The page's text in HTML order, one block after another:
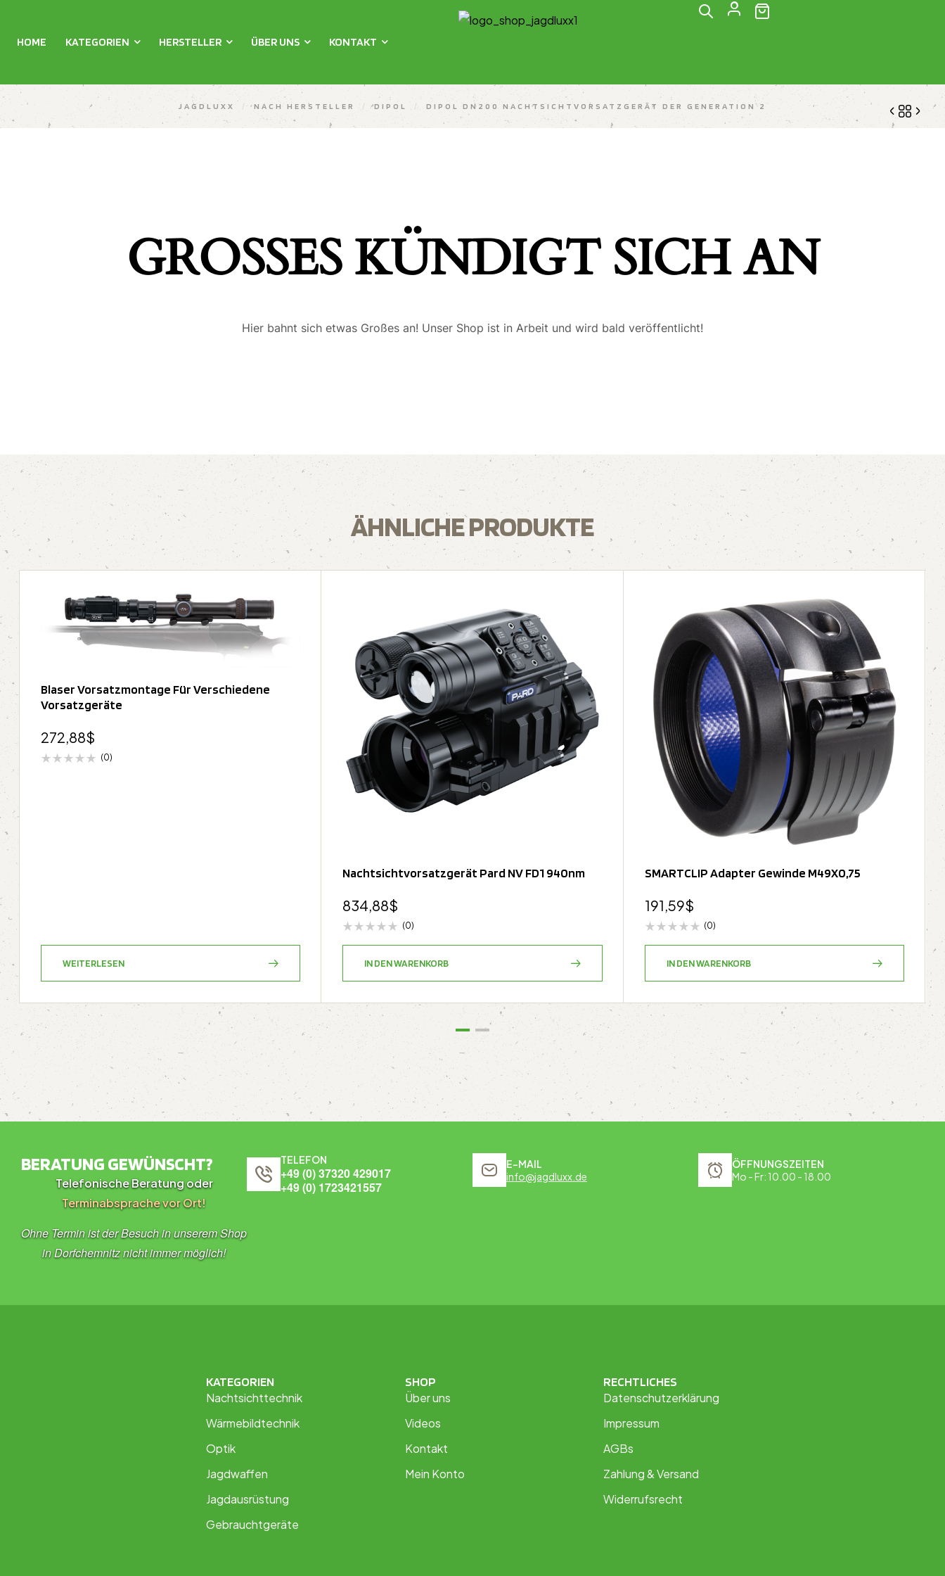
HOME KATEGORIEN HERSTELLER ÜBER UNS KONTAKT
JAGDLUXX / NACH HERSTELLER / DIPOL / DIPOL DN200 NACHTSICHTVORSATZGERÄT DER GENERATION 2
GROSSES KÜNDIGT SICH AN
Hier bahnt sich etwas Großes an! Unser Shop ist in Arbeit und wird bald veröffentlicht!
ÄHNLICHE PRODUKTE
Blaser Vorsatzmontage Für Verschiedene
Vorsatzgeräte
272,88$
(0)
WEITERLESEN
Nachtsichtvorsatzgerät Pard NV FD1 940nm
834,88$
(0)
IN DEN WARENKORB
SMARTCLIP Adapter Gewinde M49X0,75
191,59$
(0)
IN DEN WARENKORB
BERATUNG GEWÜNSCHT?
Telefonische Beratung oder
Terminabsprache vor Ort!
Ohne Termin ist der Besuch in unserem Shop
in Dorfchemnitz nicht immer möglich!
TELEFON
+49 (0) 37320 429017
+49 (0) 1723421557
E-MAIL
info@jagdluxx.de
ÖFFNUNGSZEITEN
Mo - Fr: 10.00 - 18.00
KATEGORIEN
Nachtsichttechnik
Wärmebildtechnik
Optik
Jagdwaffen
Jagdausrüstung
Gebrauchtgeräte
SHOP
Über uns
Videos
Kontakt
Mein Konto
RECHTLICHES
Datenschutzerklärung
Impressum
AGBs
Zahlung & Versand
Widerrufsrecht